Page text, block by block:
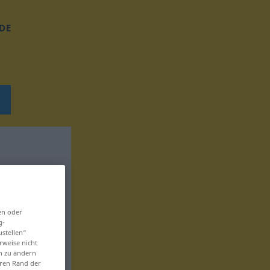
DE
oder
nicht
zu ändern
Rand der